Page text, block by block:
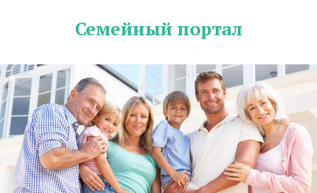
Семейный портал